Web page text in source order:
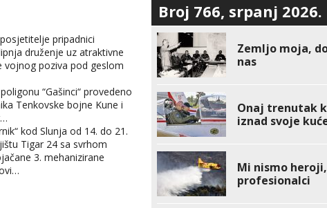
pripadnici
druženje uz atraktivne
vojnog poziva pod geslom
“Gašinci“ provedeno
Tenkovske bojne Kune i
kod Slunja od 14. do 21.
Tigar 24 sa svrhom
3. mehanizirane
Broj 766, srpanj 2026.
Zemljo moja,
nas
Onaj trenutak
iznad svoje
Mi nismo
profesionalci